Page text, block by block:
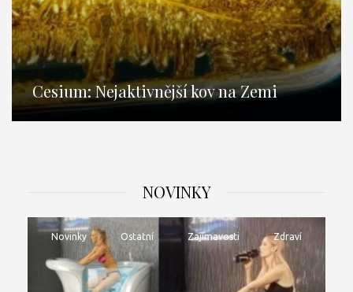
Cesium: Nejaktivnější kov na Zemi
NOVINKY
Novinky Ostatní Zajímavosti Zdraví